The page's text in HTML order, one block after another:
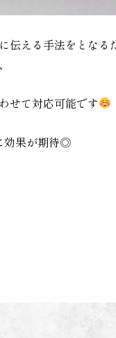
える手法をとなる
せて対応可能です
効果が期待◎